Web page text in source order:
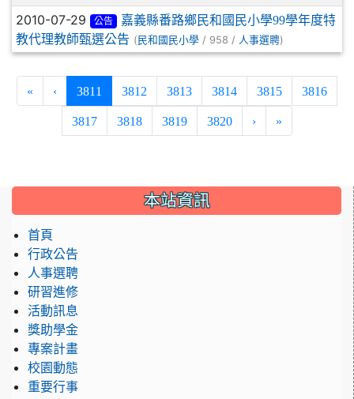
2010-07-29 公告
嘉義縣番路鄉民和國民小學99學年度特
教代理教師甄選公告 ( 民和國民小學 / 958 / 人事選聘)
« ‹ 3811 (current)
3812 3813 3814 3815 3816
3817 3818 3819 3820 › »
::: 本站資訊
首頁
行政公告
人事選聘
研習進修
活動訊息
獎助學金
專案計畫
校園動態
重要行事